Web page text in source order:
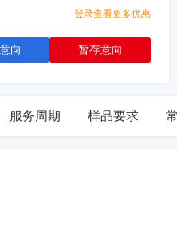
登录查看更多优惠
向 暂存意向
服务周期 样品要求